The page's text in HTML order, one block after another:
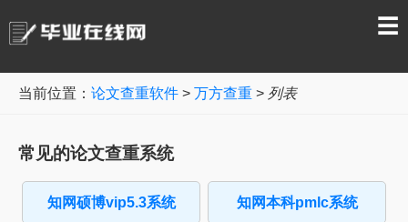
☰
当前位置： 论文查重软件 > 万方查重 > 列表
常见的论文查重系统
知网硕博vip5.3系统 知网本科pmlc系统